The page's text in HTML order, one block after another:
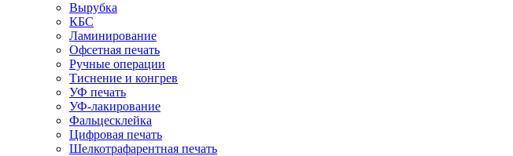
Вырубка
КБС
Ламинирование
Офсетная печать
Ручные операции
Тиснение и конгрев
УФ печать
УФ-лакирование
Фальцесклейка
Цифровая печать
Шелкотрафарентная печать